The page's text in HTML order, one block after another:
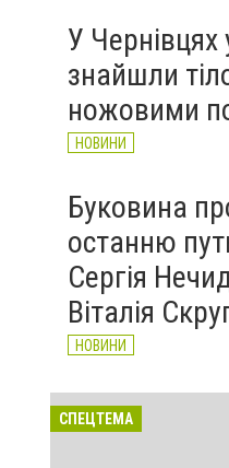
У Чернівцях
знайшли
ножовими
НОВИНИ
Буковина
останню
Сергія
Віталія
НОВИНИ
СПЕЦТЕМА